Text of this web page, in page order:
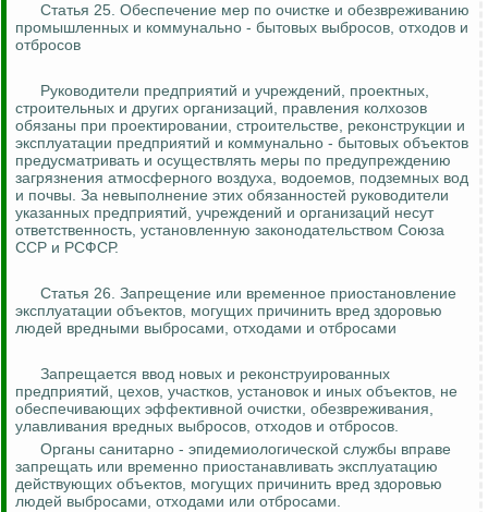
Статья 25. Обеспечение мер по очистке и обезвреживанию
промышленных и коммунально - бытовых выбросов, отходов и
отбросов
Руководители предприятий и учреждений, проектных,
строительных и других организаций, правления колхозов
обязаны при проектировании, строительстве, реконструкции и
эксплуатации предприятий и коммунально - бытовых объектов
предусматривать и осуществлять меры по предупреждению
загрязнения атмосферного воздуха, водоемов, подземных вод
и почвы. За невыполнение этих обязанностей руководители
указанных предприятий, учреждений и организаций несут
ответственность, установленную законодательством Союза
ССР и РСФСР.
Статья 26. Запрещение или временное приостановление
эксплуатации объектов, могущих причинить вред здоровью
людей вредными выбросами, отходами и отбросами
Запрещается ввод новых и реконструированных
предприятий, цехов, участков, установок и иных объектов, не
обеспечивающих эффективной очистки, обезвреживания,
улавливания вредных выбросов, отходов и отбросов.
Органы санитарно - эпидемиологической службы вправе
запрещать или временно приостанавливать эксплуатацию
действующих объектов, могущих причинить вред здоровью
людей выбросами, отходами или отбросами.